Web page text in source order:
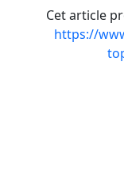
Cet article
https://